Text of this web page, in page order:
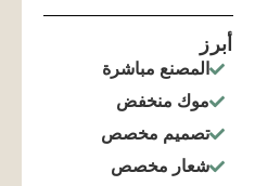
أبرز
المصنع مباشرة
موك منخفض
تصميم مخصص
شعار مخصص